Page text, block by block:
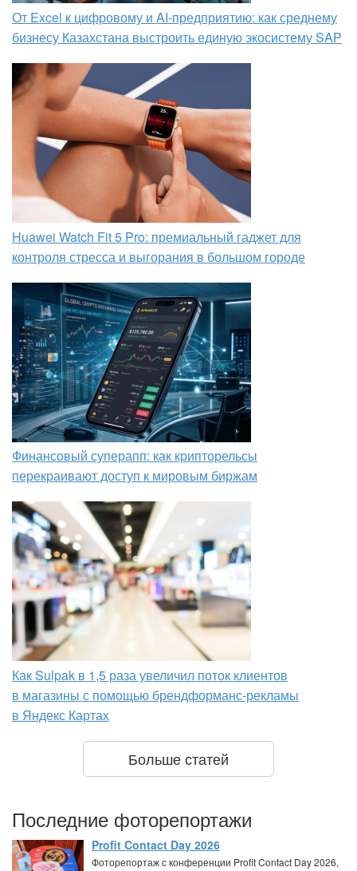
От Excel к цифровому и AI‑предприятию: как среднему
бизнесу Казахстана выстроить единую экосистему SAP
Huawei Watch Fit 5 Pro: премиальный гаджет для
контроля стресса и выгорания в большом городе
Финансовый суперапп: как крипторельсы
перекраивают доступ к мировым биржам
Как Sulpak в 1,5 раза увеличил поток клиентов
в магазины с помощью брендформанс-рекламы
в Яндекс Картах
Больше статей
Последние фоторепортажи
Profit Contact Day 2026
Фоторепортаж с конференции Profit Contact Day 2026,